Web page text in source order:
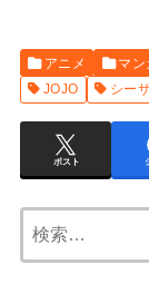
アニメ
マン
JOJO
シー
ポスト